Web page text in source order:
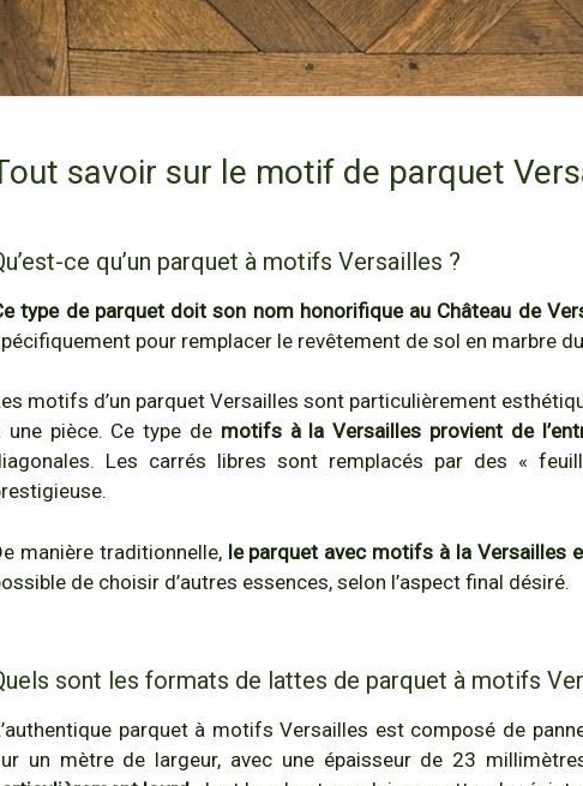
savoir sur le motif de parquet
ce qu’un parquet à motifs Versailles ?
type de parquet doit son nom honorifique au Château de
pour remplacer le revêtement de sol en marbre
motifs d’un parquet Versailles sont particulièrement
une pièce. Ce type de motifs à la Versailles provient de
Les carrés libres sont remplacés par des «
manière traditionnelle, le parquet avec motifs à la Versailles
de choisir d’autres essences, selon l’aspect final désiré.
sont les formats de lattes de parquet à motifs
parquet à motifs Versailles est composé de
un mètre de largeur, avec une épaisseur de 23